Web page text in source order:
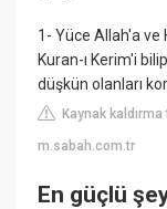
1- Yüce Allah'a ve
Kuran-ı Kerim'i
düşkün olanları
Kaynak
m.sabah.com.tr
En güçlü